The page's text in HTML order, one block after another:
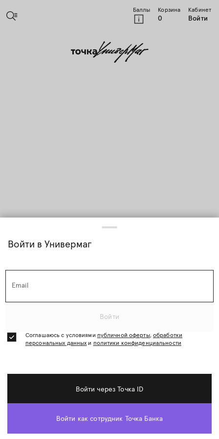
Баллы Корзина
0
Кабинет
Войти
© АО «Точка»,2026
Политика конфиденциальности
иобработки персональных
Телеграм
VK
Доставка Возврат
Оферта
на использование cookies.
Хорошо
Войти в Универмаг
Email
Войти
Соглашаюсь с условиями публичной оферты, обработки
персональных данных и политики конфиденциальности
Войти через Точка ID
Войти как сотрудник Точка Банка